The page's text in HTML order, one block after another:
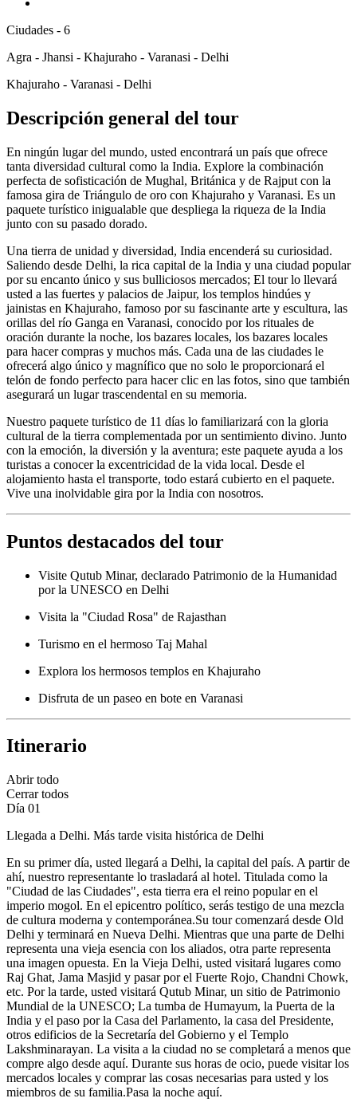
Ciudades - 6
Agra - Jhansi - Khajuraho - Varanasi - Delhi
Khajuraho - Varanasi - Delhi
Descripción general del tour
En ningún lugar del mundo, usted encontrará un país que ofrece
tanta diversidad cultural como la India. Explore la combinación
perfecta de sofisticación de Mughal, Británica y de Rajput con la
famosa gira de Triángulo de oro con Khajuraho y Varanasi. Es un
paquete turístico inigualable que despliega la riqueza de la India
junto con su pasado dorado.
Una tierra de unidad y diversidad, India encenderá su curiosidad.
Saliendo desde Delhi, la rica capital de la India y una ciudad popular
por su encanto único y sus bulliciosos mercados; El tour lo llevará
usted a las fuertes y palacios de Jaipur, los templos hindúes y
jainistas en Khajuraho, famoso por su fascinante arte y escultura, las
orillas del río Ganga en Varanasi, conocido por los rituales de
oración durante la noche, los bazares locales, los bazares locales
para hacer compras y muchos más. Cada una de las ciudades le
ofrecerá algo único y magnífico que no solo le proporcionará el
telón de fondo perfecto para hacer clic en las fotos, sino que también
asegurará un lugar trascendental en su memoria.
Nuestro paquete turístico de 11 días lo familiarizará con la gloria
cultural de la tierra complementada por un sentimiento divino. Junto
con la emoción, la diversión y la aventura; este paquete ayuda a los
turistas a conocer la excentricidad de la vida local. Desde el
alojamiento hasta el transporte, todo estará cubierto en el paquete.
Vive una inolvidable gira por la India con nosotros.
Puntos destacados del tour
Visite Qutub Minar, declarado Patrimonio de la Humanidad
por la UNESCO en Delhi
Visita la "Ciudad Rosa" de Rajasthan
Turismo en el hermoso Taj Mahal
Explora los hermosos templos en Khajuraho
Disfruta de un paseo en bote en Varanasi
Itinerario
Abrir todo
Cerrar todos
Día 01
Llegada a Delhi. Más tarde visita histórica de Delhi
En su primer día, usted llegará a Delhi, la capital del país. A partir de
ahí, nuestro representante lo trasladará al hotel. Titulada como la
"Ciudad de las Ciudades", esta tierra era el reino popular en el
imperio mogol. En el epicentro político, serás testigo de una mezcla
de cultura moderna y contemporánea.Su tour comenzará desde Old
Delhi y terminará en Nueva Delhi. Mientras que una parte de Delhi
representa una vieja esencia con los aliados, otra parte representa
una imagen opuesta. En la Vieja Delhi, usted visitará lugares como
Raj Ghat, Jama Masjid y pasar por el Fuerte Rojo, Chandni Chowk,
etc. Por la tarde, usted visitará Qutub Minar, un sitio de Patrimonio
Mundial de la UNESCO; La tumba de Humayum, la Puerta de la
India y el paso por la Casa del Parlamento, la casa del Presidente,
otros edificios de la Secretaría del Gobierno y el Templo
Lakshminarayan. La visita a la ciudad no se completará a menos que
compre algo desde aquí. Durante sus horas de ocio, puede visitar los
mercados locales y comprar las cosas necesarias para usted y los
miembros de su familia.Pasa la noche aquí.